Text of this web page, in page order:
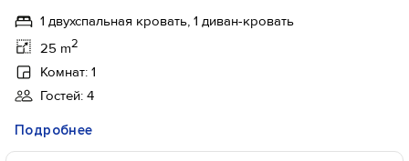
1 двухспальная кровать, 1 диван-кровать
25 m2
Комнат: 1
Гостей: 4
Подробнее